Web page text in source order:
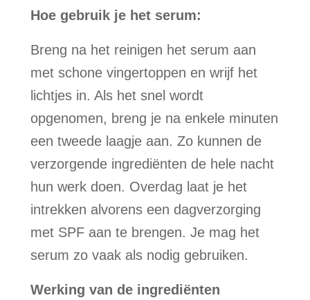
Hoe gebruik je het serum:
Breng na het reinigen het serum aan
met schone vingertoppen en wrijf het
lichtjes in. Als het snel wordt
opgenomen, breng je na enkele minuten
een tweede laagje aan. Zo kunnen de
verzorgende ingrediënten de hele nacht
hun werk doen. Overdag laat je het
intrekken alvorens een dagverzorging
met SPF aan te brengen. Je mag het
serum zo vaak als nodig gebruiken.
Werking van de ingrediënten